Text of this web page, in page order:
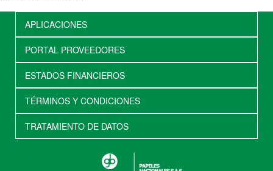
APLICACIONES
PORTAL PROVEEDORES
ESTADOS FINANCIEROS
TÉRMINOS Y CONDICIONES
TRATAMIENTO DE DATOS